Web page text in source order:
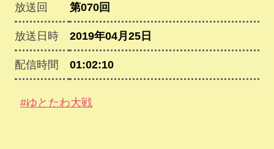
放送回 第070回
放送日時 2019年04月25日
配信時間 01:02:10
#ゆとたわ大戦